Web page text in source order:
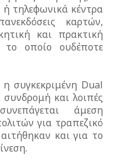
τηλεφωνικά κέντρα
καρτών,
και πρακτική
το οποίο ουδέποτε
η συγκεκριμένη Dual
συνδρομή και λοιπές
άμεση
για τραπεζικό
και για το